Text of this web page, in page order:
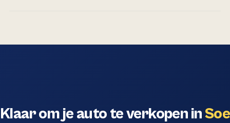
Klaar om je auto te verkopen in